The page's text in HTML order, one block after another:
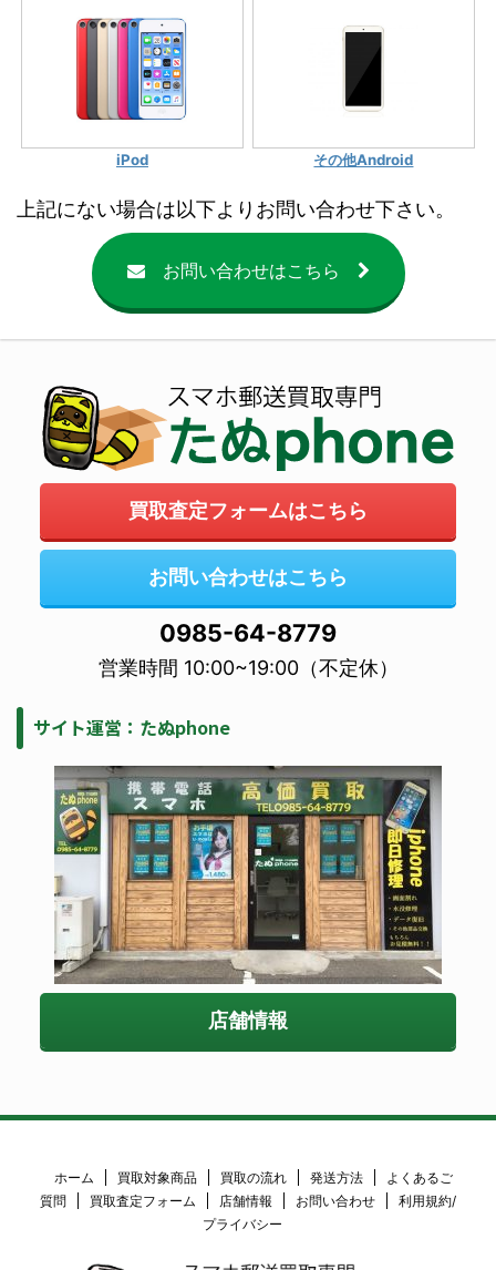
iPod その他Android
上記にない場合は以下よりお問い合わせ下さい。
お問い合わせはこちら
買取査定フォームはこちら
お問い合わせはこちら
0985-64-8779
営業時間 10:00~19:00（不定休）
サイト運営：たぬphone
店舗情報
ホーム 買取対象商品 買取の流れ 発送方法
よくあるご
質問
買取査定フォーム 店舗情報 お問い合わせ
利用規約/
プライバシー